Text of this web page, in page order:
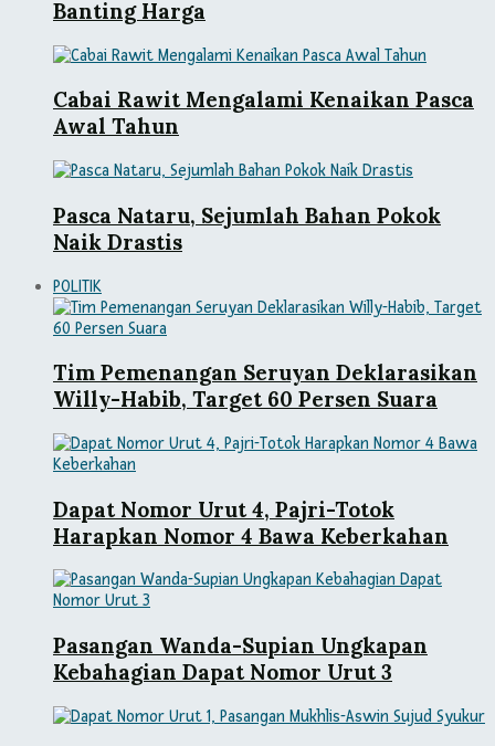
Banting Harga
Cabai Rawit Mengalami Kenaikan Pasca
Awal Tahun
Pasca Nataru, Sejumlah Bahan Pokok
Naik Drastis
POLITIK
Tim Pemenangan Seruyan Deklarasikan
Willy-Habib, Target 60 Persen Suara
Dapat Nomor Urut 4, Pajri-Totok
Harapkan Nomor 4 Bawa Keberkahan
Pasangan Wanda-Supian Ungkapan
Kebahagian Dapat Nomor Urut 3